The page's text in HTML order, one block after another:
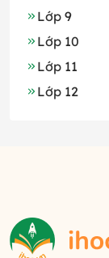
Lớp 9
Lớp 10
Lớp 11
Lớp 12